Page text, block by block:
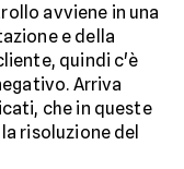
avviene in una
e della
quindi c'è
Arriva
che in queste
risoluzione del